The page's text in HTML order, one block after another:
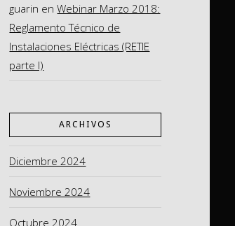
guarin enWebinar Marzo 2018:
Reglamento Técnico de
Instalaciones Eléctricas (RETIE
parte I)
ARCHIVOS
Diciembre 2024
Noviembre 2024
Octubre 2024